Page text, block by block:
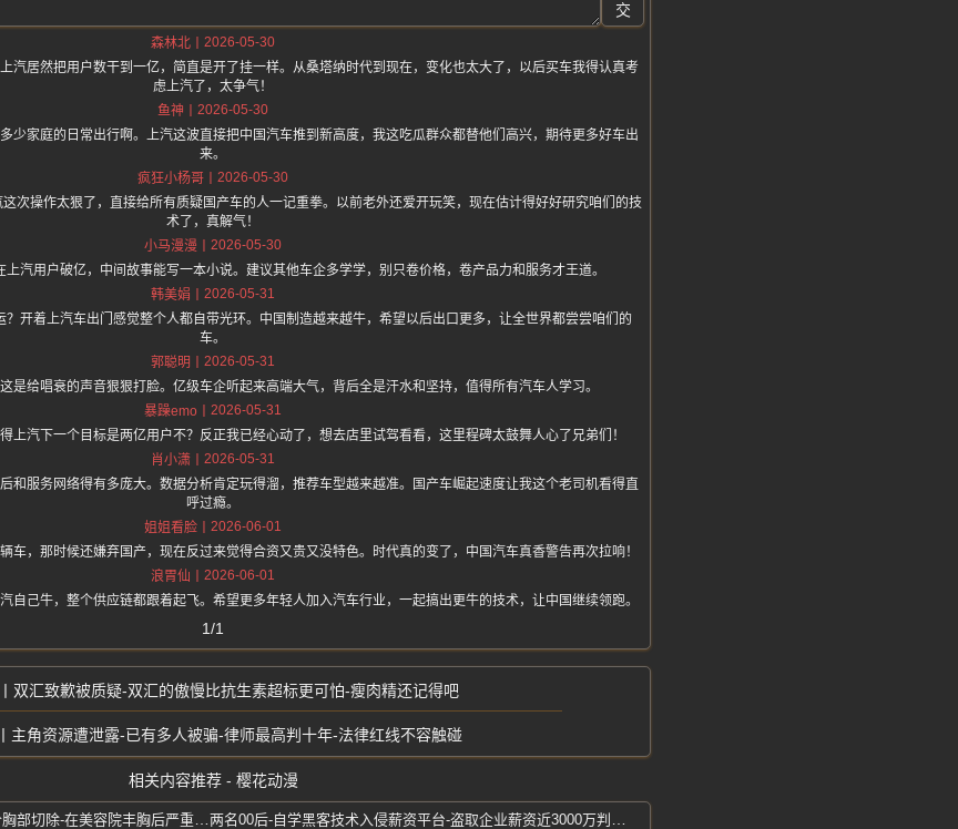
交
森林北
2026-05-30
汽居然把用户数干到一亿，简直是开了挂一样。从桑塔纳时代到现在，变化也太大了，以后买车我得认真考
虑上汽了，太争气！
鱼神
2026-05-30
少家庭的日常出行啊。上汽这波直接把中国汽车推到新高度，我这吃瓜群众都替他们高兴，期待更多好车出
来。
疯狂小杨哥
2026-05-30
次操作太狠了，直接给所有质疑国产车的人一记重拳。以前老外还爱开玩笑，现在估计得好好研究咱们的技
术了，真解气！
小马漫漫
2026-05-30
汽用户破亿，中间故事能写一本小说。建议其他车企多学学，别只卷价格，卷产品力和服务才王道。
韩美娟
2026-05-31
开着上汽车出门感觉整个人都自带光环。中国制造越来越牛，希望以后出口更多，让全世界都尝尝咱们的
车。
郭聪明
2026-05-31
是给唱衰的声音狠狠打脸。亿级车企听起来高端大气，背后全是汗水和坚持，值得所有汽车人学习。
暴躁emo
2026-05-31
上汽下一个目标是两亿用户不？反正我已经心动了，想去店里试驾看看，这里程碑太鼓舞人心了兄弟们！
肖小潇
2026-05-31
和服务网络得有多庞大。数据分析肯定玩得溜，推荐车型越来越准。国产车崛起速度让我这个老司机看得直
呼过瘾。
姐姐看脸
2026-06-01
车，那时候还嫌弃国产，现在反过来觉得合资又贵又没特色。时代真的变了，中国汽车真香警告再次拉响！
浪胃仙
2026-06-01
自己牛，整个供应链都跟着起飞。希望更多年轻人加入汽车行业，一起搞出更牛的技术，让中国继续领跑。
1/1
双汇致歉被质疑-双汇的傲慢比抗生素超标更可怕-瘦肉精还记得吧
主角资源遭泄露-已有多人被骗-律师最高判十年-法律红线不容触碰
相关内容推荐 - 樱花动漫